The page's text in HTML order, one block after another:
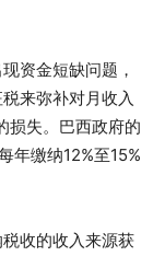
资金短缺问题，
来弥补对月收入
损失。巴西政府的
年缴纳12%至15%
收的收入来源获